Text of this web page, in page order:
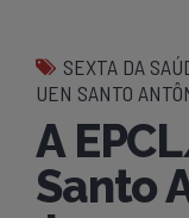
SEXTA DA
UEN SANTO
A
Santo